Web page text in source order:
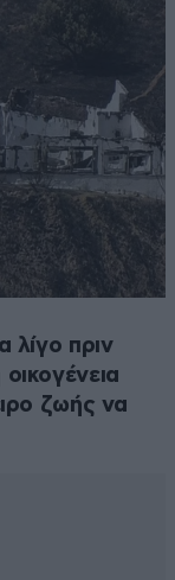
λίγο πριν
ζωής να